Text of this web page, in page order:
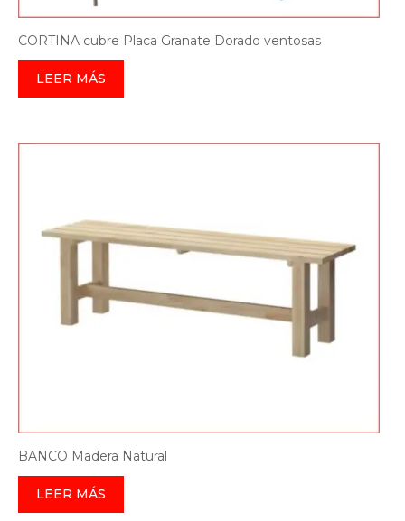
CORTINA cubre Placa Granate Dorado ventosas
LEER MÁS
BANCO Madera Natural
LEER MÁS